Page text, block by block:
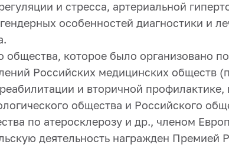
и стресса, артериальной
особенностей диагностики и
которое было организовано
Российских медицинских обществ
и вторичной
общества и Российского
по атеросклерозу и др., членом
деятельность награжден Премией